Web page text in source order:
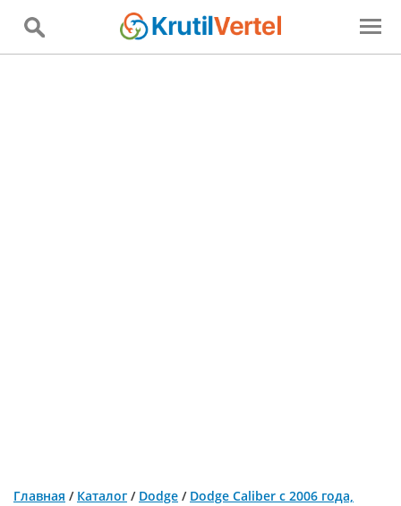
Главная / Каталог / Dodge / Dodge Caliber с 2006 года,